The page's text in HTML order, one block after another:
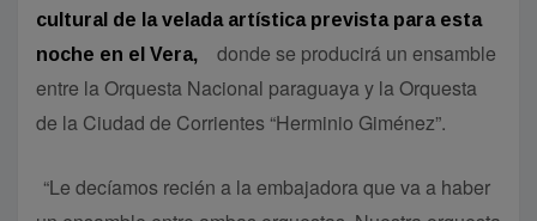
cultural de la velada artística prevista para esta
noche en el Vera,
donde se producirá un ensamble
entre la Orquesta Nacional paraguaya y la Orquesta
de la Ciudad de Corrientes “Herminio Giménez”.
“Le decíamos recién a la embajadora que va a haber